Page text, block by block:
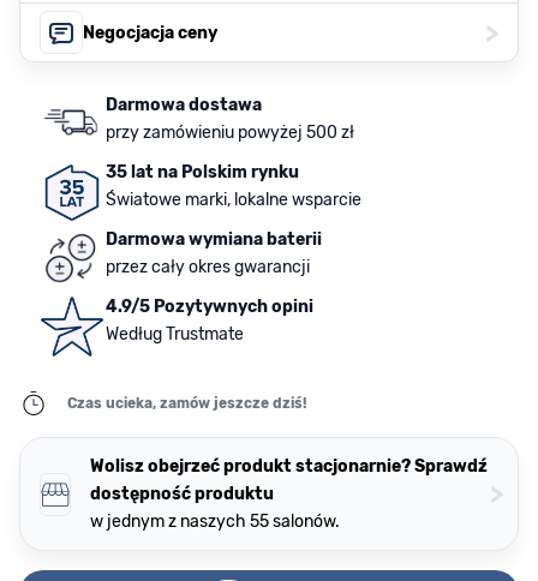
Negocjacja ceny >
Darmowa dostawa
przy zamówieniu powyżej 500 zł
35 lat na Polskim rynku
Światowe marki, lokalne wsparcie
Darmowa wymiana baterii
przez cały okres gwarancji
4.9/5 Pozytywnych opini
Według Trustmate
Czas ucieka, zamów jeszcze dziś!
Wolisz obejrzeć produkt stacjonarnie? Sprawdź
dostępność produktu
w jednym z naszych 55 salonów.
>